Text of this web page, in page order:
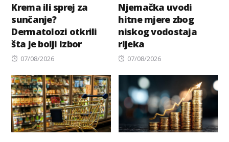
Krema ili sprej za
sunčanje?
Dermatolozi otkrili
šta je bolji izbor
Posted
07/08/2026
Njemačka uvodi
hitne mjere zbog
niskog vodostaja
rijeka
Posted
07/08/2026